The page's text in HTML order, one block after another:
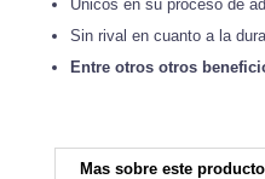
Únicos en su proceso de
Sin rival en cuanto a la
Entre otros otros
Mas sobre este producto